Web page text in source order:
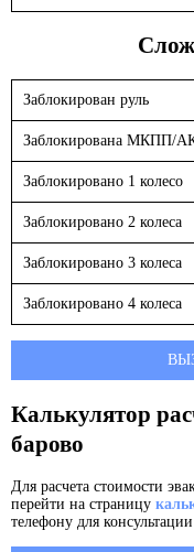
Заблокирован руль
Заблокирована МКПП/
Заблокировано 1 колесо
Заблокировано 2 колеса
Заблокировано 3 колеса
Заблокировано 4 колеса
Калькулятор
барово
Для расчета стоимости
перейти на страницу
телефону для